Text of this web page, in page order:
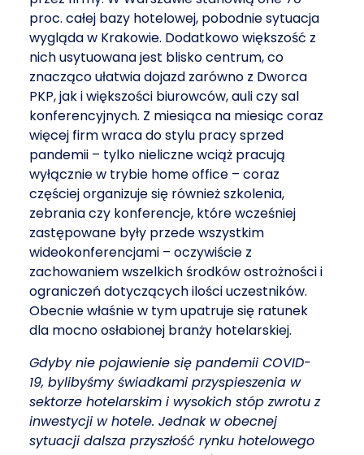
proc. całej bazy hotelowej, pobodnie sytuacja
wygląda w Krakowie. Dodatkowo większość z
nich usytuowana jest blisko centrum, co
znacząco ułatwia dojazd zarówno z Dworca
PKP, jak i większości biurowców, auli czy sal
konferencyjnych. Z miesiąca na miesiąc coraz
więcej firm wraca do stylu pracy sprzed
pandemii – tylko nieliczne wciąż pracują
wyłącznie w trybie home office – coraz
częściej organizuje się również szkolenia,
zebrania czy konferencje, które wcześniej
zastępowane były przede wszystkim
wideokonferencjami – oczywiście z
zachowaniem wszelkich środków ostrożności i
ograniczeń dotyczących ilości uczestników.
Obecnie właśnie w tym upatruje się ratunek
dla mocno osłabionej branży hotelarskiej.
Gdyby nie pojawienie się pandemii COVID-
19, bylibyśmy świadkami przyspieszenia w
sektorze hotelarskim i wysokich stóp zwrotu z
inwestycji w hotele. Jednak w obecnej
sytuacji dalsza przyszłość rynku hotelowego